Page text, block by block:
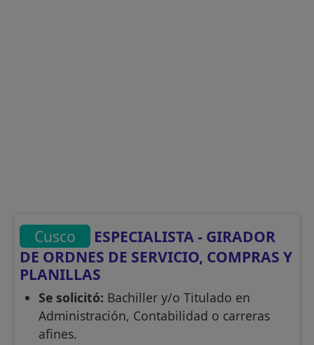
Cusco
ESPECIALISTA - GIRADOR
DE ORDNES DE SERVICIO, COMPRAS Y
PLANILLAS
Se solicitó: Bachiller y/o Titulado en
Administración, Contabilidad o carreras
afines.